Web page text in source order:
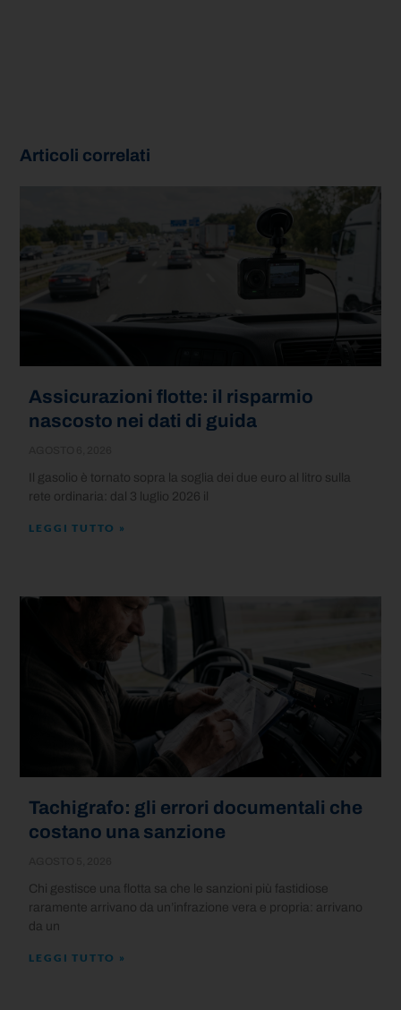
Articoli correlati
Assicurazioni flotte: il risparmio
nascosto nei dati di guida
Il gasolio è tornato sopra la soglia dei due euro al litro sulla
rete ordinaria: dal 3 luglio 2026 il
LEGGI TUTTO »
Tachigrafo: gli errori documentali che
costano una sanzione
Chi gestisce una flotta sa che le sanzioni più fastidiose
raramente arrivano da un’infrazione vera e propria: arrivano
da un
LEGGI TUTTO »